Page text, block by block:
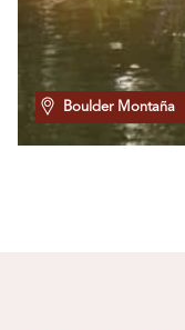
Boulder Montaña